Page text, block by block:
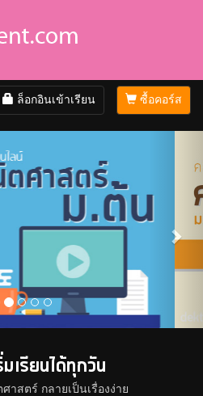
ซื้อคอร์ส
ล็อกอินเข้าเรียน
เรียนได้ทุกวัน
าสตร์ กลายเป็นเรื่องง่าย